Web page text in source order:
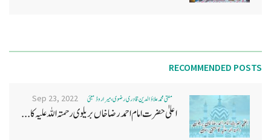
RECOMMENDED POSTS
مفتی محمد علاؤ الدین قادری رضوی ، میرا روڈ ممبئی Sep 23, 2022
اعلیٰ حضرت امام احمد رضا خاں بر یلو ی رحمتہ اللہ علیہ کا...